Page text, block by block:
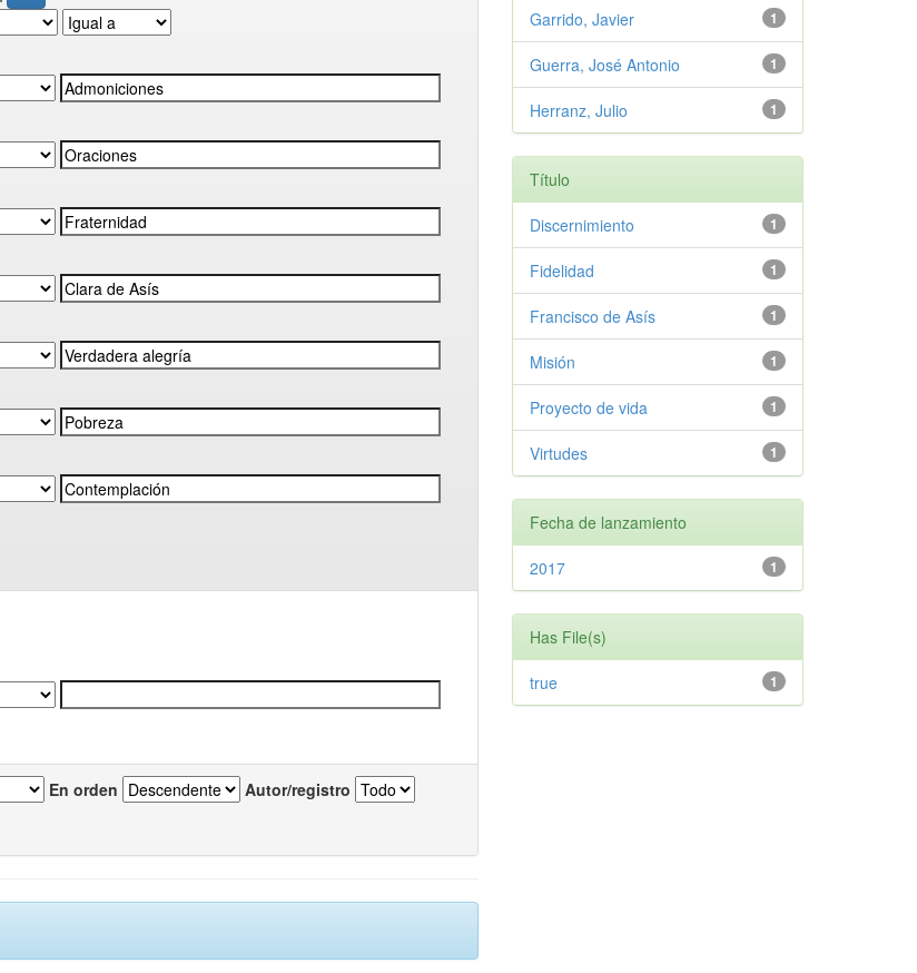
En orden Autor/registro
1
Garrido, Javier
1
Guerra, José Antonio
1
Herranz, Julio
Título
1
Discernimiento
1
Fidelidad
1
Francisco de Asís
1
Misión
1
Proyecto de vida
1
Virtudes
Fecha de lanzamiento
1
2017
Has File(s)
1
true